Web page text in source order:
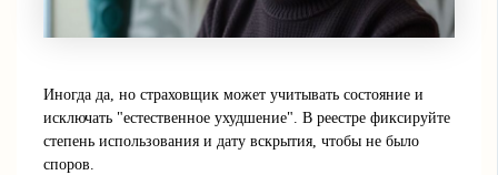
Иногда да, но страховщик может учитывать состояние и
исключать "естественное ухудшение". В реестре фиксируйте
степень использования и дату вскрытия, чтобы не было
споров.